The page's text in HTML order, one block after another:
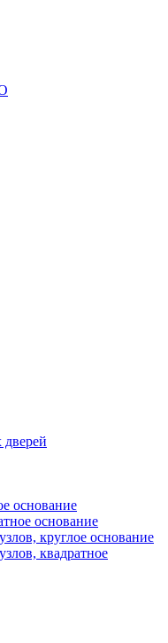
основание
основание
круглое основание
квадратное